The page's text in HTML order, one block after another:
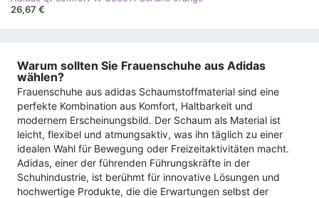
26,67 €
Warum sollten Sie Frauenschuhe aus Adidas
wählen?
Frauenschuhe aus adidas Schaumstoffmaterial sind eine
perfekte Kombination aus Komfort, Haltbarkeit und
modernem Erscheinungsbild. Der Schaum als Material ist
leicht, flexibel und atmungsaktiv, was ihn täglich zu einer
idealen Wahl für Bewegung oder Freizeitaktivitäten macht.
Adidas, einer der führenden Führungskräfte in der
Schuhindustrie, ist berühmt für innovative Lösungen und
hochwertige Produkte, die die Erwartungen selbst der